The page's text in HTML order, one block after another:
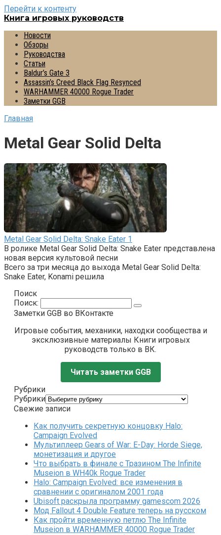
Перейти к контенту
Книга игровых руководств
Новости
Обзоры
Руководства
Статьи
Baldur’s Gate 3
Assassin’s Creed Black Flag Resynced
WARHAMMER 40000 Rogue Trader
Заметки GGB
Главная
Metal Gear Solid Delta
Metal Gear Solid Delta: Snake Eater 1
В ролике Metal Gear Solid Delta: Snake Eater представлена
новая версия культовой песни
Всего за три месяца до выхода Metal Gear Solid Delta:
Snake Eater, Konami решила
Поиск
Поиск:
Заметки GGB во ВКонтакте
Игровые события, механики, находки сообщества и
эксклюзивные материалы Книги игровых
руководств только в ВК.
Читать заметки GGB
Рубрики
Рубрики
Свежие записи
Как получить секретную концовку Halo:
Campaign Evolved
Мультиплеер Gears of War: E-Day: Horde Siege,
монетизация и другое
Что выбрать в финале с Тразином The Infinite
Museion в WH40k Rogue Trader
Halo: Campaign Evolved: все изменения в
сравнении с оригиналом 2001 года
Ubisoft раскрыла программу gamescom 2026
Мод Fallout 4 Double Feature теперь на русском
Как пройти временную петлю The Infinite
Museion в WARHAMMER 40000 Rogue Trader